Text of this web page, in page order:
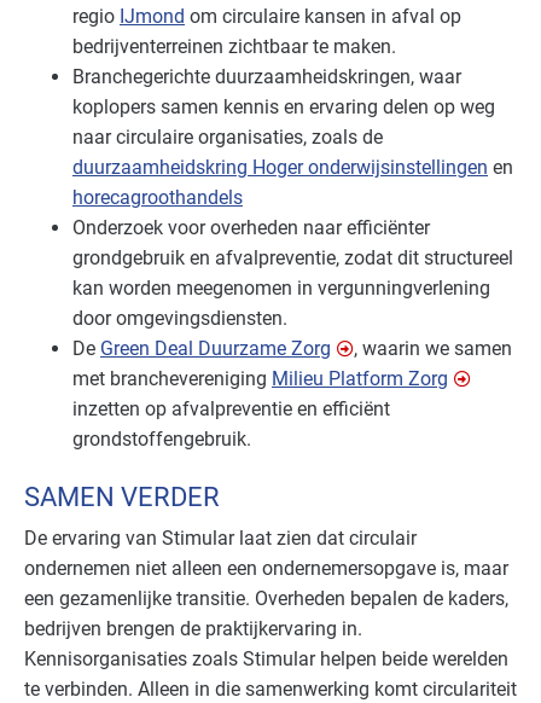
regio IJmond om circulaire kansen in afval op
bedrijventerreinen zichtbaar te maken.
Branchegerichte duurzaamheidskringen, waar
koplopers samen kennis en ervaring delen op weg
naar circulaire organisaties, zoals de
duurzaamheidskring Hoger onderwijsinstellingen en
horecagroothandels
Onderzoek voor overheden naar efficiënter
grondgebruik en afvalpreventie, zodat dit structureel
kan worden meegenomen in vergunningverlening
door omgevingsdiensten.
De Green Deal Duurzame Zorg
, waarin we samen
met branchevereniging Milieu Platform Zorg
inzetten op afvalpreventie en efficiënt
grondstoffengebruik.
SAMEN VERDER
De ervaring van Stimular laat zien dat circulair
ondernemen niet alleen een ondernemersopgave is, maar
een gezamenlijke transitie. Overheden bepalen de kaders,
bedrijven brengen de praktijkervaring in.
Kennisorganisaties zoals Stimular helpen beide werelden
te verbinden. Alleen in die samenwerking komt circulariteit